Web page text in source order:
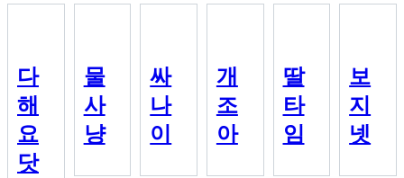
다
해
요
닷
물
사
냥
싸
나
이
개
조
아
딸
타
임
보
지
넷